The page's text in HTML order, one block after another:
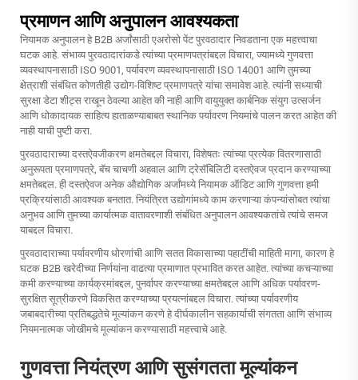
प्रमाणन आणि अनुपालन आवश्यकता
नियामक अनुपालन हे B2B अर्जांसाठी एअरोसो पेंट पुरवठादार निवडताना एक महत्त्वाचा
घटक आहे. संभाव्य पुरवठादारांकडे त्यांच्या प्रमाणपत्रांबद्दल विचारा, ज्यामध्ये गुणवत्ता
व्यवस्थापनासाठी ISO 9001, पर्यावरण व्यवस्थापनासाठी ISO 14001 आणि तुमच्या
क्षेत्राशी संबंधित कोणतीही उद्योग-विशिष्ट प्रमाणपत्रे यांचा समावेश आहे. त्यांनी सध्याची
सुरक्षा डेटा शीट्स राखून ठेवल्या आहेत की नाही आणि वायुयुक्त कार्बनिक संयुग उत्सर्जन
आणि धोकादायक साहित्य हाताळण्याबाबत स्थानिक पर्यावरण नियमांचे पालन करत आहेत की
नाही याची पुष्टी करा.
पुरवठादाराच्या दस्तऐवजीकरण क्षमतेबद्दल विचारा, विशेषतः त्यांच्या प्रत्येक वितरणासाठी
अनुरूपता प्रमाणपत्रे, बॅच चाचणी अहवाल आणि ट्रेसॅबिलिटी दस्तऐवज प्रदान करण्याच्या
क्षमतेबद्दल. ही दस्तऐवज अनेक औद्योगिक अर्जांमध्ये नियामक ऑडिट आणि गुणवत्ता हमी
प्रक्रियांसाठी आवश्यक बनतात. नियंत्रित उद्योगांमध्ये काम करणाऱ्या कंपन्यांसोबत त्यांचा
अनुभव आणि तुमच्या कार्यात्मक वातावरणाशी संबंधित अनुपालन आवश्यकतांचे त्यांचे समज
याबद्दल विचारा.
पुरवठादाराच्या पर्यावरणीय धोरणांची आणि सतत विकासाच्या पहाटींची माहिती मागा, कारण हे
घटक B2B खरेदीच्या निर्णयांना वाढत्या प्रमाणात प्रभावित करत आहेत. त्यांच्या कचऱ्याच्या
कमी करण्याच्या कार्यक्रमांबद्दल, पुनर्वापर करण्याच्या क्षमतेबद्दल आणि अधिक पर्यावरण-
सुरक्षित सूत्रीकरणे विकसित करण्याच्या प्रयत्नांबद्दल विचारा. त्यांच्या पर्यावरणीय
जबाबदारीच्या प्रतिबद्धतेचे मूल्यांकन करणे हे दीर्घकालीन सहकार्याची संगतता आणि संभाव्य
नियमनात्मक जोखीमचे मूल्यांकन करण्यासाठी महत्त्वाचे आहे.
गुणवत्ता नियंत्रण आणि सुसंगतता मूल्यांकन